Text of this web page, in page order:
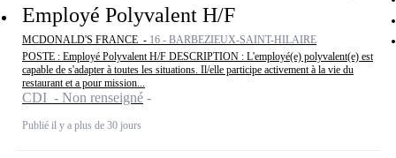
Employé Polyvalent H/F
MCDONALD'S FRANCE - 16 - BARBEZIEUX-SAINT-HILAIRE
POSTE : Employé Polyvalent H/F DESCRIPTION : L'employé(e) polyvalent(e) est
capable de s'adapter à toutes les situations. Il/elle participe activement à la vie du
restaurant et a pour mission...
CDI - Non renseigné
Publié il y a plus de 30 jours